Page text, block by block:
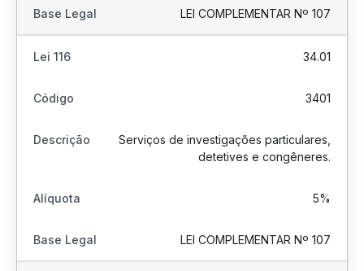
LEI COMPLEMENTAR Nº 107
34.01
3401
Serviços de investigações particulares,
detetives e congêneres.
5%
LEI COMPLEMENTAR Nº 107